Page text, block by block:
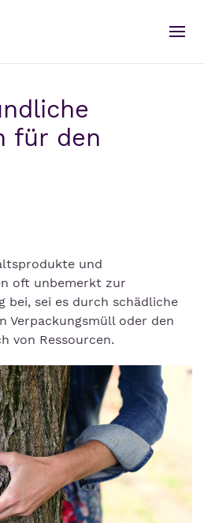
für den
und
oft unbemerkt zur
bei, sei es durch schädliche
Verpackungsmüll oder den
von Ressourcen.